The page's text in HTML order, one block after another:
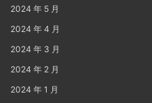
2024 年 5 月
2024 年 4 月
2024 年 3 月
2024 年 2 月
2024 年 1 月